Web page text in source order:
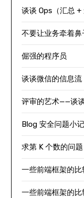
谈谈 Ops（汇总
不要让业务牵着鼻
倔强的程序员
谈谈微信的信息流
评审的艺术——谈
Blog 安全问题小记
求第 K 个数的问题
一些前端框架的
一些前端框架的